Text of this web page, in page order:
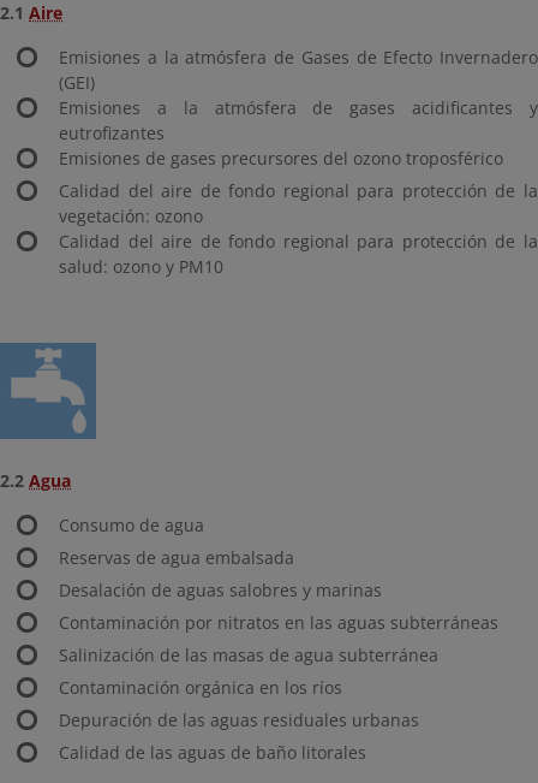
2.1 Aire
Emisiones a la atmósfera de Gases de Efecto Invernadero
(GEI)
Emisiones a la atmósfera de gases acidificantes y
eutrofizantes
Emisiones de gases precursores del ozono troposférico
Calidad del aire de fondo regional para protección de la
vegetación: ozono
Calidad del aire de fondo regional para protección de la
salud: ozono y PM10
2.2 Agua
Consumo de agua
Reservas de agua embalsada
Desalación de aguas salobres y marinas
Contaminación por nitratos en las aguas subterráneas
Salinización de las masas de agua subterránea
Contaminación orgánica en los ríos
Depuración de las aguas residuales urbanas
Calidad de las aguas de baño litorales